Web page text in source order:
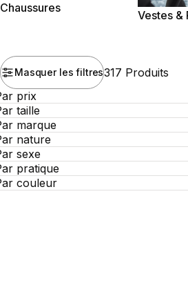
Chaussures
Vestes &
Masquer les filtres317 Produits
prix
taille
marque
nature
sexe
pratique
couleur